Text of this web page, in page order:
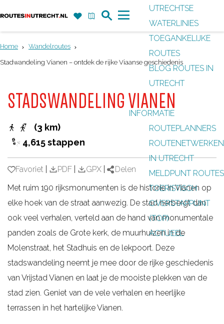
F
a
o
e
a
r
o
k
M
n
UTRECHTSE
WATERLINIES
TOEGANKELIJKE
ROUTES
BLOG ROUTES IN
UTRECHT
INFORMATIE
ROUTEPLANNERS
ROUTENETWERKEN
IN UTRECHT
MELDPUNT ROUTES
TOERISTISCH
OVERSTAPPUNT
(TOP)
ACTUEEL
Home Wandelroutes
Stadwandeling Vianen – ontdek de rijke Viaanse geschiedenis
STADSWANDELING VIANEN
(3 km)
4,615 stappen
Favoriet
Favoriet PDF GPX
Delen
Met ruim 190 rijksmonumenten is de historie in Vianen op
elke hoek van de straat aanwezig. De stad herbergt dan
ook veel verhalen, verteld aan de hand van monumentale
panden zoals de Grote kerk, de muurhuizen in de
Molenstraat, het Stadhuis en de lekpoort. Deze
stadswandeling neemt je mee door de rijke geschiedenis
van Vrijstad Vianen en laat je de mooiste plekken van de
stad zien. Geniet van de vele verhalen en heerlijke
terrassen in het hartelijke Vianen.